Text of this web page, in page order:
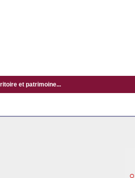
et patrimoine...